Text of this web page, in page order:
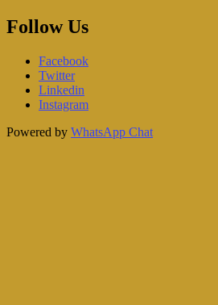
Follow Us
Facebook
Twitter
Linkedin
Instagram
Powered by WhatsApp Chat